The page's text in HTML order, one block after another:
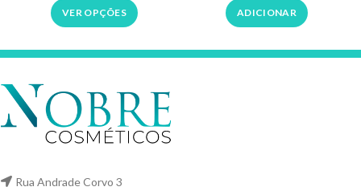
VER OPÇÕES ADICIONAR
Rua Andrade Corvo 3